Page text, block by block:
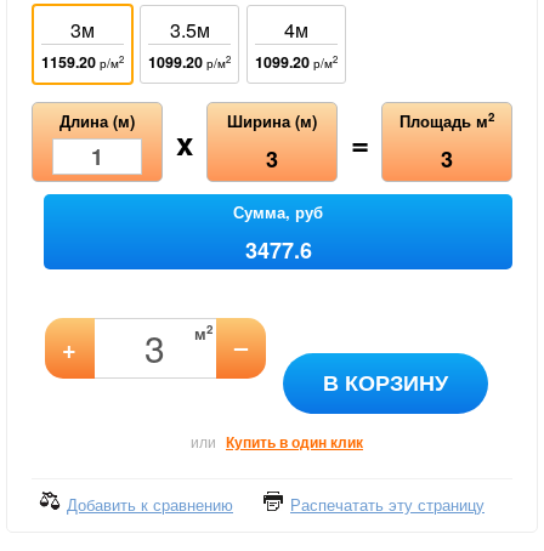
3м
1159.20 р/м2
3.5м
1099.20 р/м2
4м
1099.20 р/м2
Длина (м) x Ширина (м)
3 = Площадь м2
3
Сумма, руб
3477.6
+ м2 –
В КОРЗИНУ
или Купить в один клик
Добавить к сравнению Распечатать эту страницу